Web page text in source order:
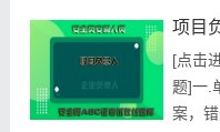
只要
于劳
悔莫
开始
项目
[点击
题]一.
案，